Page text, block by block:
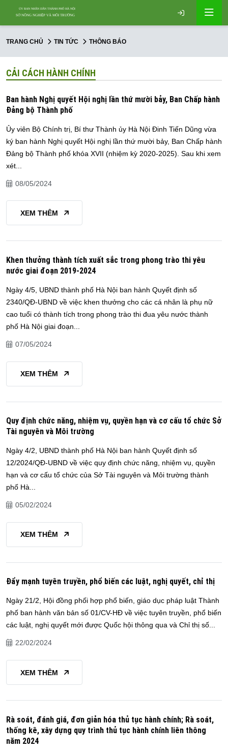
TRANG CHỦ TIN TỨC THÔNG BÁO
CẢI CÁCH HÀNH CHÍNH
Ban hành Nghị quyết Hội nghị lần thứ mười bảy, Ban Chấp hành
Đảng bộ Thành phố
Ủy viên Bộ Chính trị, Bí thư Thành ủy Hà Nội Đinh Tiến Dũng vừa
ký ban hành Nghị quyết Hội nghị lần thứ mười bảy, Ban Chấp hành
Đảng bộ Thành phố khóa XVII (nhiệm kỳ 2020-2025). Sau khi xem
xét...
08/05/2024
XEM THÊM
Khen thưởng thành tích xuất sắc trong phong trào thi yêu
nước giai đoạn 2019-2024
Ngày 4/5, UBND thành phố Hà Nội ban hành Quyết định số
2340/QĐ-UBND về việc khen thưởng cho các cá nhân là phụ nữ
cao tuổi có thành tích trong phong trào thi đua yêu nước thành
phố Hà Nội giai đoạn...
07/05/2024
XEM THÊM
Quy định chức năng, nhiệm vụ, quyền hạn và cơ cấu tổ chức Sở
Tài nguyên và Môi trường
Ngày 4/2, UBND thành phố Hà Nội ban hành Quyết định số
12/2024/QĐ-UBND về việc quy định chức năng, nhiệm vụ, quyền
hạn và cơ cấu tổ chức của Sở Tài nguyên và Môi trường thành
phố Hà...
05/02/2024
XEM THÊM
Đẩy mạnh tuyên truyền, phổ biến các luật, nghị quyết, chỉ thị
Ngày 21/2, Hội đồng phối hợp phổ biến, giáo dục pháp luật Thành
phố ban hành văn bản số 01/CV-HĐ về việc tuyên truyền, phổ biến
các luật, nghị quyết mới được Quốc hội thông qua và Chỉ thị số...
22/02/2024
XEM THÊM
Rà soát, đánh giá, đơn giản hóa thủ tục hành chính; Rà soát,
thống kê, xây dựng quy trình thủ tục hành chính liên thông
năm 2024